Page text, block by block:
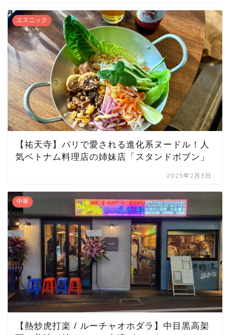
エスニック
【祐天寺】パリで愛される進化系ヌードル！人
気ベトナム料理店の姉妹店「スタンドボブン」
2025年2月3日
中華
【熱炒虎打楽 / ルーチャオホダラ】中目黒高架